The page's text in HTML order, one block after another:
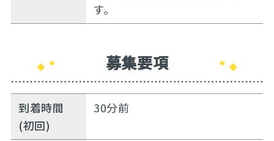
す。
募集要項
到着時間
(初回)
30分前